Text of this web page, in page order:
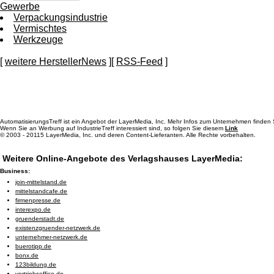
Gewerbe
Verpackungsindustrie
Vermischtes
Werkzeuge
[weitere HerstellerNews ][ RSS-Feed ]
AutomatisierungsTreff ist ein Angebot der LayerMedia, Inc. Mehr Infos zum Unternehmen finden
Wenn Sie an Werbung auf IndustrieTreff interessiert sind, so folgen Sie diesem Link
© 2003 - 20115 LayerMedia, Inc. und deren Content-Lieferanten. Alle Rechte vorbehalten.
Weitere Online-Angebote des Verlagshauses LayerMedia:
Business:
join-mittelstand.de
mittelstandcafe.de
firmenpresse.de
interexpo.de
gruenderstadt.de
existenzgruender-netzwerk.de
unternehmer-netzwerk.de
buerotipp.de
bonx.de
123bildung.de